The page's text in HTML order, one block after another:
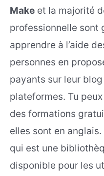
Make et la majorité
professionnelle sont
apprendre à l’aide
personnes en
payants sur leur
plateformes. Tu
des formations
elles sont en anglais.
qui est une
disponible pour les